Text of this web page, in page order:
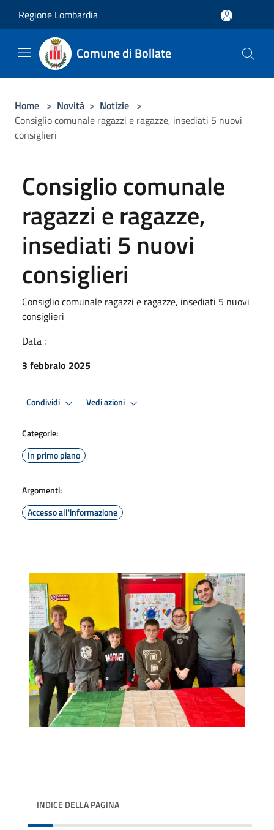
Regione Lombardia
Comune di Bollate
Home > Novità > Notizie >
Consiglio comunale ragazzi e ragazze, insediati 5 nuovi
consiglieri
Consiglio comunale
ragazzi e ragazze,
insediati 5 nuovi
consiglieri
Consiglio comunale ragazzi e ragazze, insediati 5 nuovi
consiglieri
Data :
3 febbraio 2025
Condividi Vedi azioni
Categorie:
In primo piano
Argomenti:
Accesso all'informazione
INDICE DELLA PAGINA